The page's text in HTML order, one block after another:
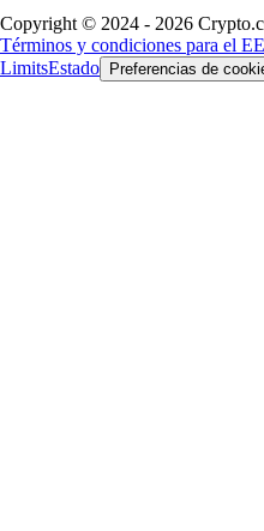
Copyright © 2024 - 2026
Términos y condiciones para el
LimitsEstado Preferencias de